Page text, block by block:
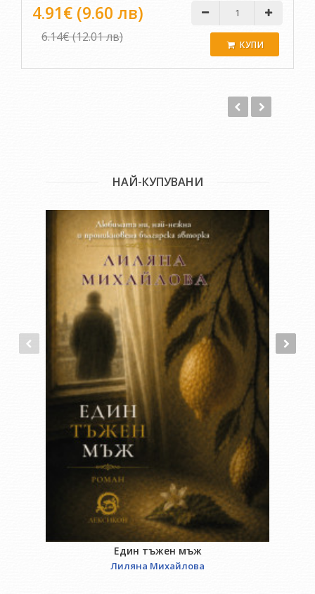
Сбъдването на една мечта е споделяне.
- Авторът
4.91€ (9.60 лв)
6.14€ (12.01 лв)
КУПИ
НАЙ-КУПУВАНИ
Един тъжен мъж
Лиляна Михайлова